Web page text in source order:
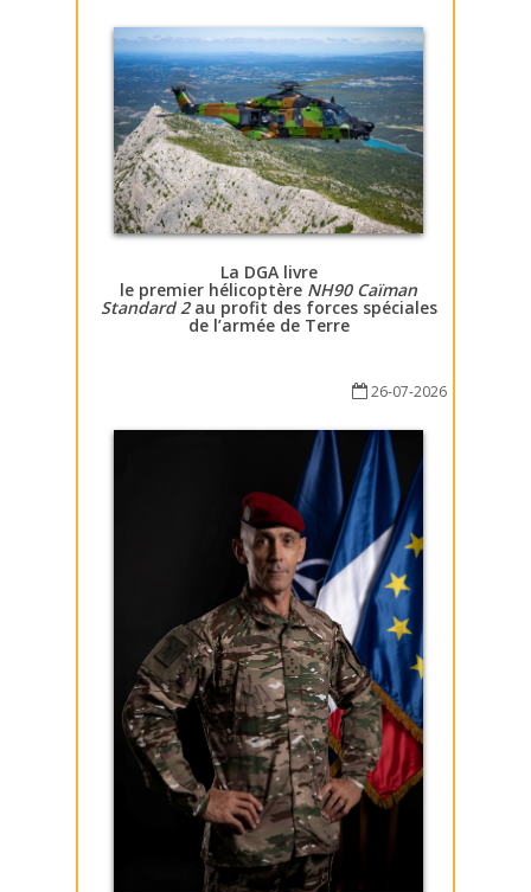
La DGA livre
le premier hélicoptère NH90 Caïman
Standard 2au profit des forces spéciales
de l’armée de Terre
26-07-2026